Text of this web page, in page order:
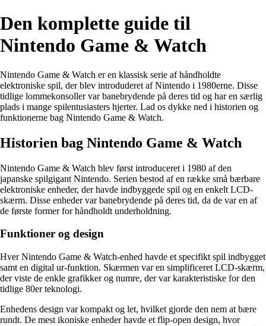
Den komplette guide til
Nintendo Game & Watch
Nintendo Game & Watch er en klassisk serie af håndholdte
elektroniske spil, der blev introduderet af Nintendo i 1980erne. Disse
tidlige lommekonsoller var banebrydende på deres tid og har en særlig
plads i mange spilentusiasters hjerter. Lad os dykke ned i historien og
funktionerne bag Nintendo Game & Watch.
Historien bag Nintendo Game & Watch
Nintendo Game & Watch blev først introduceret i 1980 af den
japanske spilgigant Nintendo. Serien bestod af en række små bærbare
elektroniske enheder, der havde indbyggede spil og en enkelt LCD-
skærm. Disse enheder var banebrydende på deres tid, da de var en af
de første former for håndholdt underholdning.
Funktioner og design
Hver Nintendo Game & Watch-enhed havde et specifikt spil indbygget
samt en digital ur-funktion. Skærmen var en simplificeret LCD-skærm,
der viste de enkle grafikker og numre, der var karakteristiske for den
tidlige 80er teknologi.
Enhedens design var kompakt og let, hvilket gjorde den nem at bære
rundt. De mest ikoniske enheder havde et flip-open design, hvor